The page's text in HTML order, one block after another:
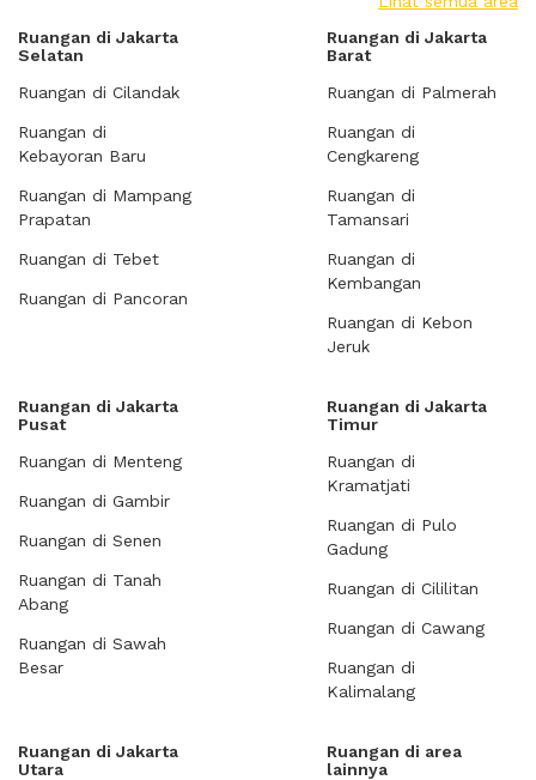
Ruangan di Jakarta
Selatan
Ruangan di Cilandak
Ruangan di
Kebayoran Baru
Ruangan di Mampang
Prapatan
Ruangan di Tebet
Ruangan di Pancoran
Ruangan di Jakarta
Barat
Ruangan di Palmerah
Ruangan di
Cengkareng
Ruangan di
Tamansari
Ruangan di
Kembangan
Ruangan di Kebon
Jeruk
Ruangan di Jakarta
Pusat
Ruangan di Menteng
Ruangan di Gambir
Ruangan di Senen
Ruangan di Tanah
Abang
Ruangan di Sawah
Besar
Ruangan di Jakarta
Timur
Ruangan di
Kramatjati
Ruangan di Pulo
Gadung
Ruangan di Cililitan
Ruangan di Cawang
Ruangan di
Kalimalang
Ruangan di Jakarta
Utara
Ruangan di area
lainnya